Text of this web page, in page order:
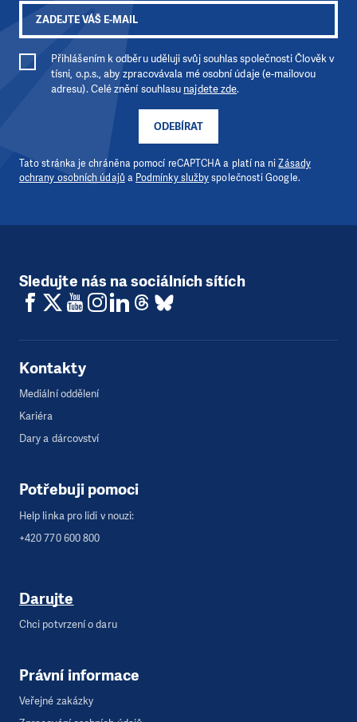
ODEBÍRAT
Přihlášením k odběru uděluji svůj souhlas společnosti Člověk v
tísni, o.p.s., aby zpracovávala mé osobní údaje (e-mailovou
adresu). Celé znění souhlasu najdete zde.
Tato stránka je chráněna pomocí reCAPTCHA a platí na niZásady
ochrany osobních údajů a Podmínky službyspolečnosti Google.
Sledujte nás na sociálních sítích
Kontakty
Mediální oddělení
Kariéra
Dary a dárcovství
Potřebuji pomoci
Help linka pro lidi v nouzi:
+420 770 600 800
Darujte
Chci potvrzení o daru
Právní informace
Veřejné zakázky